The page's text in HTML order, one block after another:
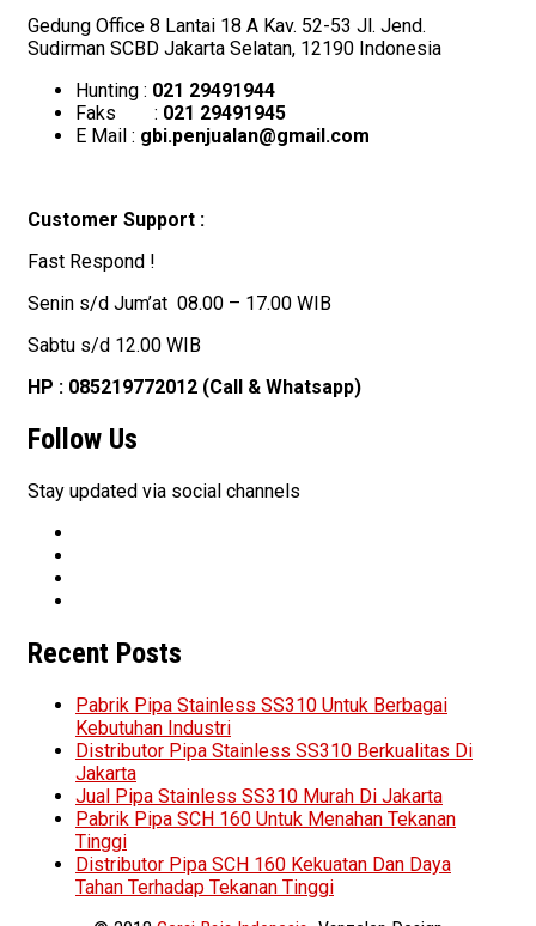
Gedung Office 8 Lantai 18 A Kav. 52-53 Jl. Jend.
Sudirman SCBD Jakarta Selatan, 12190 Indonesia
Hunting : 021 29491944
Faks : 021 29491945
E Mail : gbi.penjualan@gmail.com
Customer Support :
Fast Respond !
Senin s/d Jum’at 08.00 – 17.00 WIB
Sabtu s/d 12.00 WIB
HP : 085219772012 (Call & Whatsapp)
Follow Us
Stay updated via social channels
Recent Posts
Pabrik Pipa Stainless SS310 Untuk Berbagai
Kebutuhan Industri
Distributor Pipa Stainless SS310 Berkualitas Di
Jakarta
Jual Pipa Stainless SS310 Murah Di Jakarta
Pabrik Pipa SCH 160 Untuk Menahan Tekanan
Tinggi
Distributor Pipa SCH 160 Kekuatan Dan Daya
Tahan Terhadap Tekanan Tinggi